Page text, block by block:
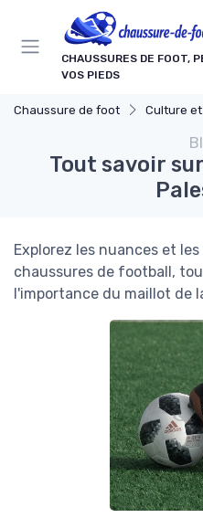
CHAUSSURES DE FOOT,
VOS PIEDS
Chaussure de foot Culture et
Tout savoir
Explorez les nuances et
chaussures de football,
l'importance du maillot de
Panneau de gestion des